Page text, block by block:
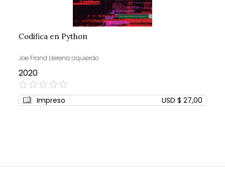
Codifica en Python
Joe Frand Llerena Izquierdo
2020
0%
Impreso USD $ 27,00